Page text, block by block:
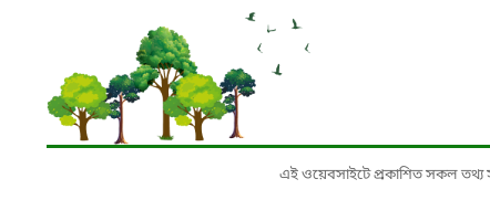
এই ওয়েবসাইটে প্রকাশিত সকল তথ্য